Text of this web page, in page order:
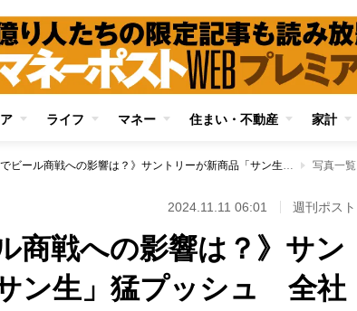
ライフ マネー 住まい・不動産 家計
《酒税改正でビール商戦への影響は？》サントリーが新商品「サン生」猛プッシュ 全社メール、若手従業員へのバラマキなどで社員を鼓舞する“総力戦”へ 写真一覧
2024.11.11 06:01 週刊ポスト
商戦への影響は？》サン
ン生」猛プッシュ 全社